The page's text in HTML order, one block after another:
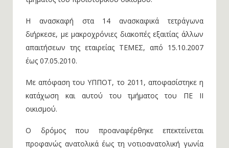
Η ανασκαφή στα 14 ανασκαφικά τετράγωνα
διήρκεσε, με μακροχρόνιες διακοπές εξαιτίας άλλων
απαιτήσεων της εταιρείας ΤΕΜΕΣ, από 15.10.2007
έως 07.05.2010.
Με απόφαση του ΥΠΠΟΤ, το 2011, αποφασίστηκε η
κατάχωση και αυτού του τμήματος του ΠΕ ΙΙ
οικισμού.
Ο δρόμος που προαναφέρθηκε επεκτείνεται
προφανώς ανατολικά έως τη νοτιοανατολική γωνία